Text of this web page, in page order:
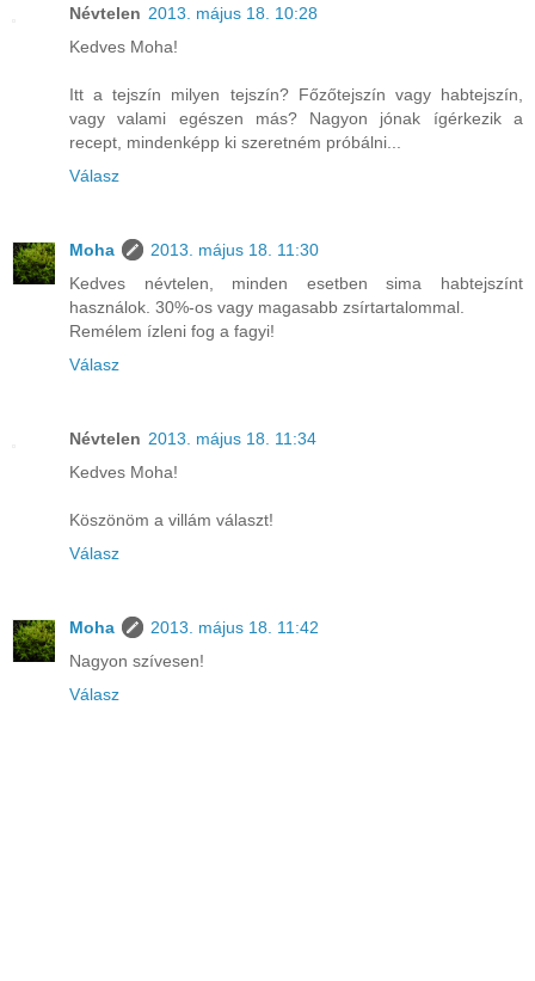
Névtelen 2013. május 18. 10:28
Kedves Moha!
Itt a tejszín milyen tejszín? Főzőtejszín vagy habtejszín,
vagy valami egészen más? Nagyon jónak ígérkezik a
recept, mindenképp ki szeretném próbálni...
Válasz
Moha
2013. május 18. 11:30
Kedves névtelen, minden esetben sima habtejszínt
használok. 30%-os vagy magasabb zsírtartalommal.
Remélem ízleni fog a fagyi!
Válasz
Névtelen 2013. május 18. 11:34
Kedves Moha!
Köszönöm a villám választ!
Válasz
Moha
2013. május 18. 11:42
Nagyon szívesen!
Válasz